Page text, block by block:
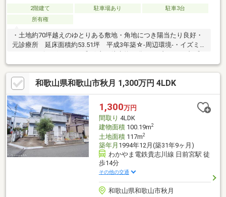
2階建て 駐車場あり
駐車3台
所有権
・土地約70坪越えのゆとりある敷地・角地につき陽当たり良好・
元診療所 延床面積約53.51坪 平成3年築☆-周辺環境-・イズミ
歌山太田店 徒歩約9分・ツルハドラッグ太田店 徒歩約7分・和
歌山北出島郵便局 徒歩約2分
和歌山県和歌山市秋月 1,300万円 4LDK
1,300万円
間取り 4LDK
建物面積100.19m2
土地面積117m2
築年月 1994年12月(築31年9ヶ月)
わかやま電鉄貴志川線 日前宮駅 徒
歩14分
その他の交通
和歌山県和歌山市秋月